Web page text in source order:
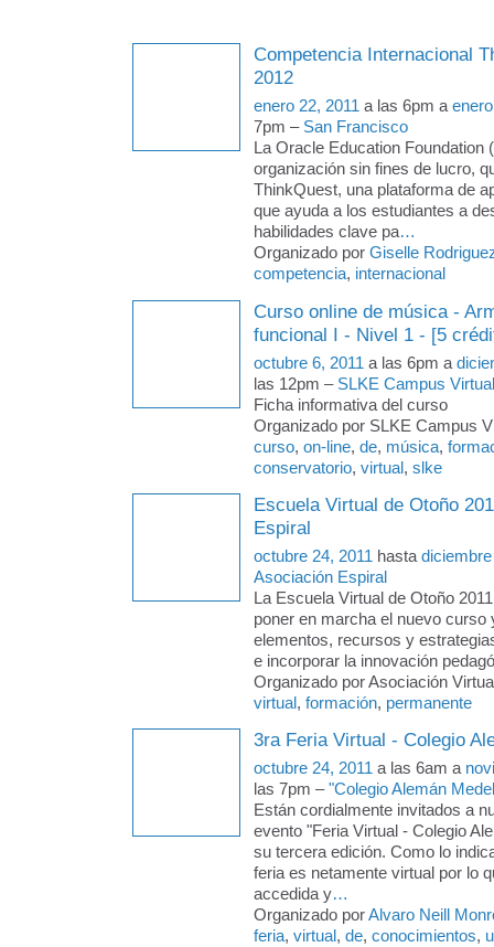
Competencia Internacional
2012
enero 22, 2011 a las 6pm a
7pm – San Francisco
La Oracle Education Foundation
organización sin fines de lucro,
ThinkQuest, una plataforma de
que ayuda a los estudiantes a
habilidades clave pa…
Organizado por Giselle
competencia, internacional
Curso online de música -
funcional I - Nivel 1 - [5
octubre 6, 2011 a las 6pm a
las 12pm – SLKE Campus Virtual
Ficha informativa del curso
Organizado por SLKE Campus
curso, on-line, de, música,
conservatorio, virtual, slke
Escuela Virtual de Otoño
Espiral
octubre 24, 2011 hasta
Asociación Espiral
La Escuela Virtual de Otoño
poner en marcha el nuevo curso
elementos, recursos y
e incorporar la innovación
Organizado por Asociación
virtual, formación, permanente
3ra Feria Virtual - Colegio
octubre 24, 2011 a las 6am a
las 7pm –"Colegio Alemán
Están cordialmente invitados a
evento "Feria Virtual - Colegio
su tercera edición. Como lo
feria es netamente virtual por lo
accedida y…
Organizado porAlvaro Neill
feria, virtual, de, conocimientos,